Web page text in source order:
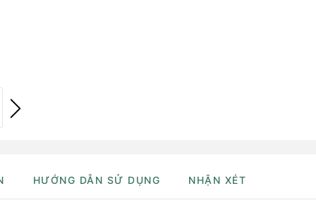
HƯỚNG DẪN SỬ DỤNG NHẬN XÉT